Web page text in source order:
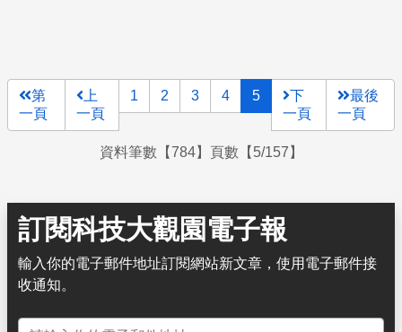
第
一頁
上
一頁
1 2 3 4 5
下
一頁
最後
一頁
資料筆數【784】頁數【5/157】
訂閱科技大觀園電子報
輸入你的電子郵件地址訂閱網站新文章，使用電子郵件接
收通知。
電子郵件地址